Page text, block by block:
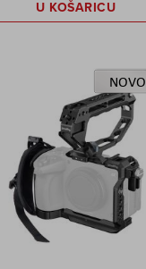
U KOŠARICU
NOVO